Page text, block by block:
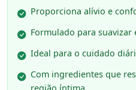
Proporciona alívio e
Formulado para suavizar
Ideal para o cuidado
Com ingredientes que